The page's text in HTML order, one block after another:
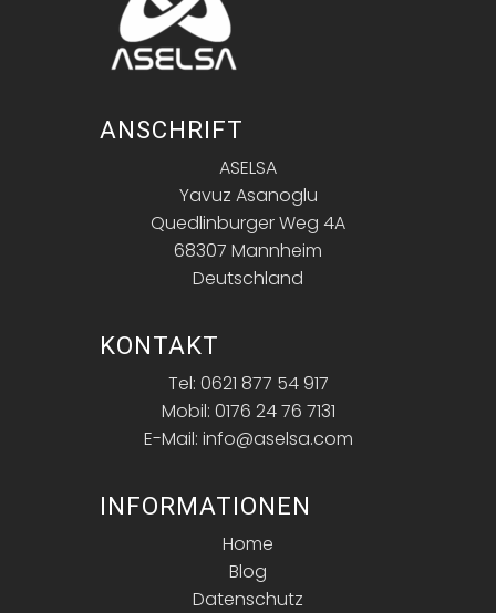
ANSCHRIFT
ASELSA
Yavuz Asanoglu
Quedlinburger Weg 4A
68307 Mannheim
Deutschland
KONTAKT
Tel: 0621 877 54 917
Mobil: 0176 24 76 7131
E-Mail: info@aselsa.com
INFORMATIONEN
Home
Blog
Datenschutz